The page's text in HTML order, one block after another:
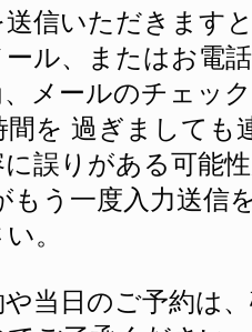
信いただきます
ル、またはお電
メールのチェッ
間を 過ぎましても
誤りがある可能
もう一度入力送信
。
当日のご予約は